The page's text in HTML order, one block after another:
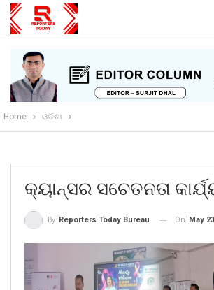
Home ଓଡିଶା
କ୍ୟାନ୍ସର ସଚେତନତା
By Reporters Today Bureau On May